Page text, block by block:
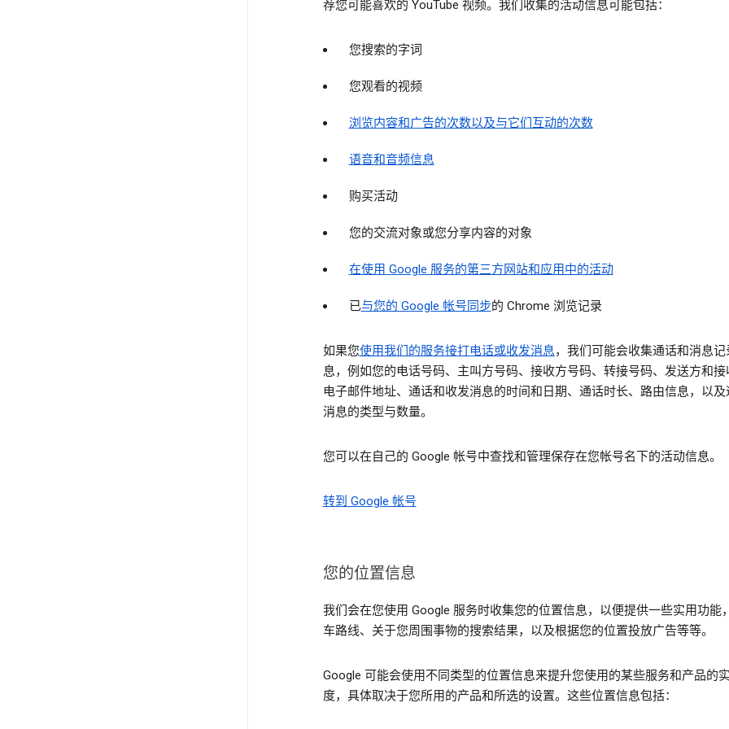
荐您可能喜欢的 YouTube 视频。我们收集的活动信息可能包括：
您搜索的字词
您观看的视频
浏览内容和广告的次数以及与它们互动的次数
语音和音频信息
购买活动
您的交流对象或您分享内容的对象
在使用 Google 服务的第三方网站和应用中的活动
已与您的 Google 帐号同步的 Chrome 浏览记录
如果您使用我们的服务接打电话或收发消息，我们可能会收集通话和消息记
息，例如您的电话号码、主叫方号码、接收方号码、转接号码、发送方和接
电子邮件地址、通话和收发消息的时间和日期、通话时长、路由信息，以及
消息的类型与数量。
您可以在自己的 Google 帐号中查找和管理保存在您帐号名下的活动信息。
转到 Google 帐号
您的位置信息
我们会在您使用 Google 服务时收集您的位置信息，以便提供一些实用功能
车路线、关于您周围事物的搜索结果，以及根据您的位置投放广告等等。
Google 可能会使用不同类型的位置信息来提升您使用的某些服务和产品的
度，具体取决于您所用的产品和所选的设置。这些位置信息包括：